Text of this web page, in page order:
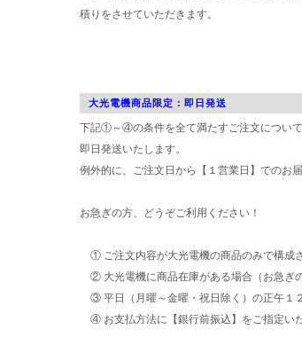
積りをさせていただきます。
大光電機商品限定：即日発送
下記①～④の条件を全て満たすご注文について
即日発送いたします。
例外的に、ご注文日から【１営業日】でのお届
お急ぎの方、どうぞご利用ください！
① ご注文内容が大光電機の商品のみで構成
② 大光電機に商品在庫がある場合（お急ぎ
③ 平日（月曜～金曜・祝日除く）の正午１
④ お支払方法に【銀行前振込】をご指定い